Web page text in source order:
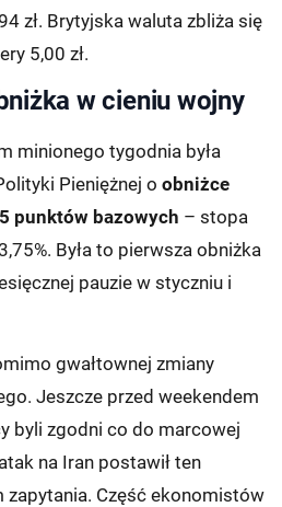
zł. Brytyjska waluta zbliża się
5,00 zł.
w cieniu wojny
minionego tygodnia była
Pieniężnej oobniżce
punktów bazowych – stopa
Była to pierwsza obniżka
pauzie w styczniu i
gwałtownej zmiany
Jeszcze przed weekendem
byli zgodni co do marcowej
na Iran postawił ten
zapytania. Część ekonomistów